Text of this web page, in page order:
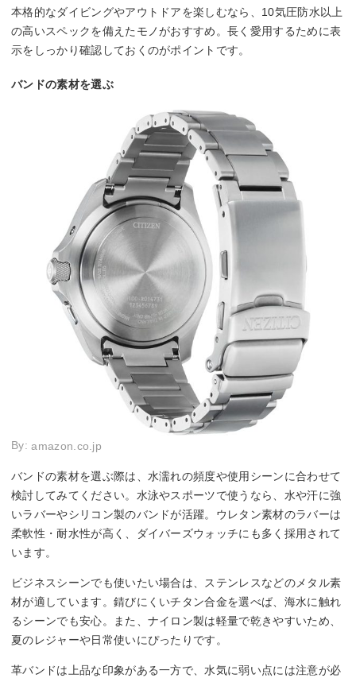
本格的なダイビングやアウトドアを楽しむなら、10気圧防水以上
の高いスペックを備えたモノがおすすめ。長く愛用するために表
示をしっかり確認しておくのがポイントです。
バンドの素材を選ぶ
By:amazon.co.jp
バンドの素材を選ぶ際は、水濡れの頻度や使用シーンに合わせて
検討してみてください。水泳やスポーツで使うなら、水や汗に強
いラバーやシリコン製のバンドが活躍。ウレタン素材のラバーは
柔軟性・耐水性が高く、ダイバーズウォッチにも多く採用されて
います。
ビジネスシーンでも使いたい場合は、ステンレスなどのメタル素
材が適しています。錆びにくいチタン合金を選べば、海水に触れ
るシーンでも安心。また、ナイロン製は軽量で乾きやすいため、
夏のレジャーや日常使いにぴったりです。
革バンドは上品な印象がある一方で、水気に弱い点には注意が必